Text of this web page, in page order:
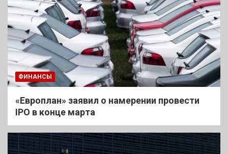
ФИНАНСЫ
«Европлан» заявил о намерении провести
IPO в конце марта